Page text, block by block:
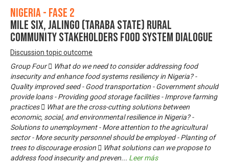
Nigeria - Fase 2
MILE SIX, JALINGO (TARABA STATE) RURAL
COMMUNITY STAKEHOLDERS FOOD SYSTEM DIALOGUE
Discussion topic outcome
Group Four  What do we need to consider addressing food
insecurity and enhance food systems resiliency in Nigeria? -
Quality improved seed - Good transportation - Government should
provide loans - Providing good storage facilities - Improve farming
practices  What are the cross-cutting solutions between
economic, social, and environmental resilience in Nigeria? -
Solutions to unemployment - More attention to the agricultural
sector - More security personnel should be employed - Planting of
trees to discourage erosion  What solutions can we propose to
address food insecurity and preven... Leer más